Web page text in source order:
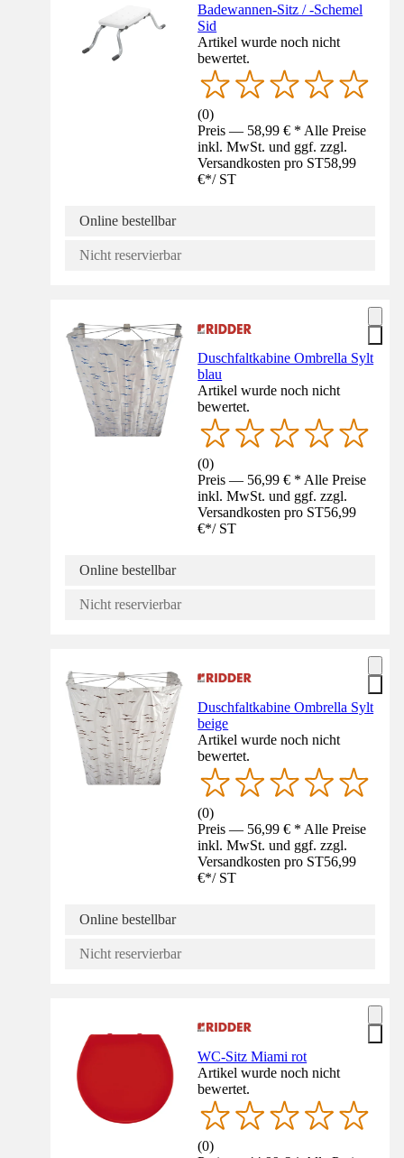
Badewannen-Sitz / -Schemel
Sid
Artikel wurde noch nicht
bewertet.
(0)
Preis — 58,99 € * Alle Preise
inkl. MwSt. und ggf. zzgl.
Versandkosten pro ST58,99
€*/ ST
Online bestellbar
Nicht reservierbar
Duschfaltkabine Ombrella Sylt
blau
Artikel wurde noch nicht
bewertet.
(0)
Preis — 56,99 € * Alle Preise
inkl. MwSt. und ggf. zzgl.
Versandkosten pro ST56,99
€*/ ST
Online bestellbar
Nicht reservierbar
Duschfaltkabine Ombrella Sylt
beige
Artikel wurde noch nicht
bewertet.
(0)
Preis — 56,99 € * Alle Preise
inkl. MwSt. und ggf. zzgl.
Versandkosten pro ST56,99
€*/ ST
Online bestellbar
Nicht reservierbar
WC-Sitz Miami rot
Artikel wurde noch nicht
bewertet.
(0)